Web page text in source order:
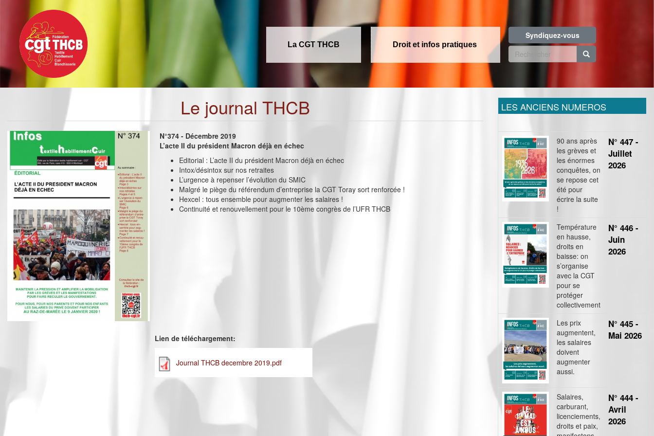
contenu
principal
La CGT THCB Droit et infos pratiques
Syndiquez-vous
Formulaire
recherche
Le journal THCB
N°374 - Décembre 2019
L’acte II du président Macron déjà en échec
Editorial : L’acte II du président Macron déjà en échec
Intox/désintox sur nos retraites
L’urgence à repenser l’évolution du SMIC
Malgré le piège du référendum d’entreprise la CGT Toray sort renforcée !
Hexcel : tous ensemble pour augmenter les salaires !
Continuité et renouvellement pour le 10ème congrès de l’UFR THCB
Lien de téléchargement:
Journal THCB decembre 2019.pdf
LES ANCIENS NUMEROS
90 ans après
les grèves et
les énormes
conquêtes, on
se repose cet
été pour
écrire la suite
!
N° 447 -
Juillet
2026
Température
en hausse,
droits en
baisse: on
s’organise
avec la CGT
pour se
protéger
collectivement
N° 446 -
Juin
2026
Les prix
augmentent,
les salaires
doivent
augmenter
aussi.
N° 445 -
Mai 2026
Salaires,
carburant,
licenciements,
droits et paix,
N° 444 -
Avril
2026